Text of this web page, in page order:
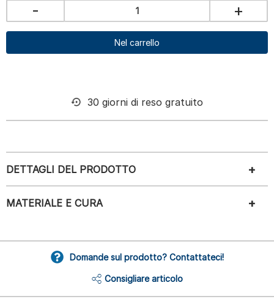
- +
Nel carrello
30 giorni di reso gratuito
DETTAGLI DEL PRODOTTO
MATERIALE E CURA
Domande sul prodotto? Contattateci!
Consigliare articolo